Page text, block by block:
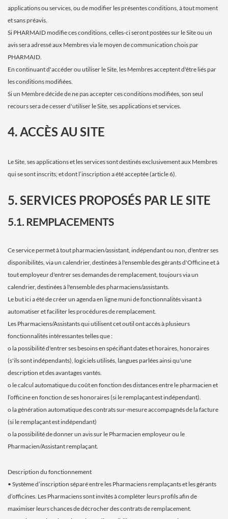
applications ou services, ou de modifier les présentes conditions, à tout moment
et sans préavis.
Si PHARMAID modifie ces conditions, celles-ci seront postées sur le Site ou un
avis sera adressé aux Membres via le moyen de communication chois par
PHARMAID.
En continuant d'accéder ou utiliser le Site, les Membres acceptent d'être liés par
les conditions modifiées.
Si un Membre décide de ne pas accepter ces conditions modifiées, son seul
recours sera de cesser d'utiliser le Site, ses applications et services.
4. ACCÈS AU SITE
Le Site, ses applications et les services sont destinés exclusivement aux Membres
qui se sont inscrits, et dont l’inscription a été acceptée (article 6).
5. SERVICES PROPOSÉS PAR LE SITE
5.1. REMPLACEMENTS
Ce service permet à tout pharmacien/assistant, indépendant ou non, d'entrer ses
disponibilités, via un calendrier, destinées à l'ensemble des gérants d'Officine et à
tout employeur d'entrer ses demandes de remplacement, toujours via un
calendrier, destinées à l'ensemble des pharmaciens/assistants.
Le but ici a été de créer un agenda en ligne muni de fonctionnalités visant à
automatiser et faciliter les procédures de remplacement.
Les Pharmaciens/Assistants qui utilisent cet outil ont accès à plusieurs
fonctionnalités intéressantes telles que :
o la possibilité d'entrer ses besoins en spécifiant dates et horaires, honoraires
(s'ils sont indépendants), logiciels utilisés, langues parlées ainsi qu'une
description et des avantages vantés.
o le calcul automatique du coût en fonction des distances entre le pharmacien et
l’officine en fonction de ses honoraires (si le remplaçant est indépendant).
o la génération automatique des contrats sur-mesure accompagnés de la facture
(si le remplaçant est indépendant)
o la possibilité de donner un avis sur le Pharmacien employeur ou le
Pharmacien/Assistant remplaçant.
Description du fonctionnement
• Système d’inscription séparé entre les Pharmaciens remplaçants et les gérants
d’officines. Les Pharmaciens sont invités à compléter leurs profils afin de
maximiser leurs chances de décrocher des contrats de remplacement.